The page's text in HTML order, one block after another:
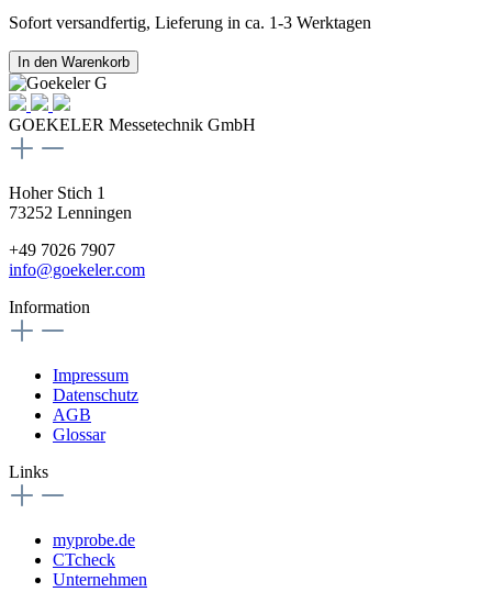
Sofort versandfertig, Lieferung in ca. 1-3 Werktagen
In den Warenkorb
GOEKELER Messetechnik GmbH
Hoher Stich 1
73252 Lenningen
+49 7026 7907
info@goekeler.com
Information
Impressum
Datenschutz
AGB
Glossar
Links
myprobe.de
CTcheck
Unternehmen